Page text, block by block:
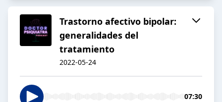
Trastorno afectivo bipolar:
generalidades del
tratamiento
2022-05-24
07:30